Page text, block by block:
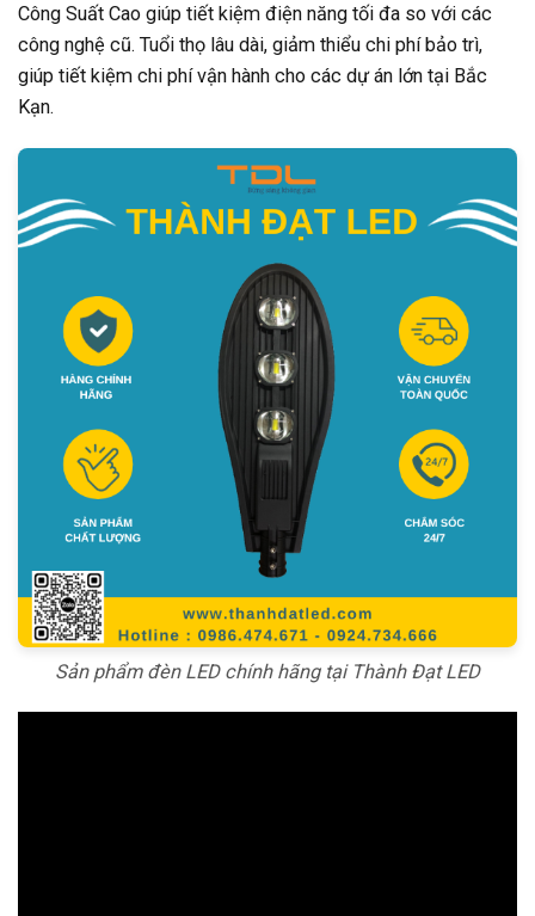
Công Suất Cao giúp tiết kiệm điện năng tối đa so với các
công nghệ cũ. Tuổi thọ lâu dài, giảm thiểu chi phí bảo trì,
giúp tiết kiệm chi phí vận hành cho các dự án lớn tại Bắc
Kạn.
Sản phẩm đèn LED chính hãng tại Thành Đạt LED